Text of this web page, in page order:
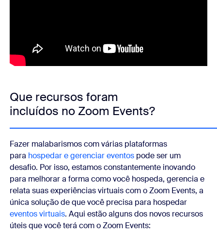
Que recursos foram
incluídos no Zoom Events?
Fazer malabarismos com várias plataformas
para hospedar e gerenciar eventos pode ser um
desafio. Por isso, estamos constantemente inovando
para melhorar a forma como você hospeda, gerencia e
relata suas experiências virtuais com o Zoom Events, a
única solução de que você precisa para hospedar
eventos virtuais. Aqui estão alguns dos novos recursos
úteis que você terá com o Zoom Events: